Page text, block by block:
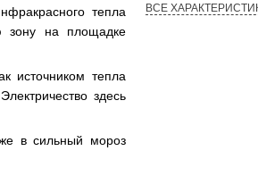
ВСЕ
тепла
зону на площадке
источником тепла
здесь
в сильный мороз